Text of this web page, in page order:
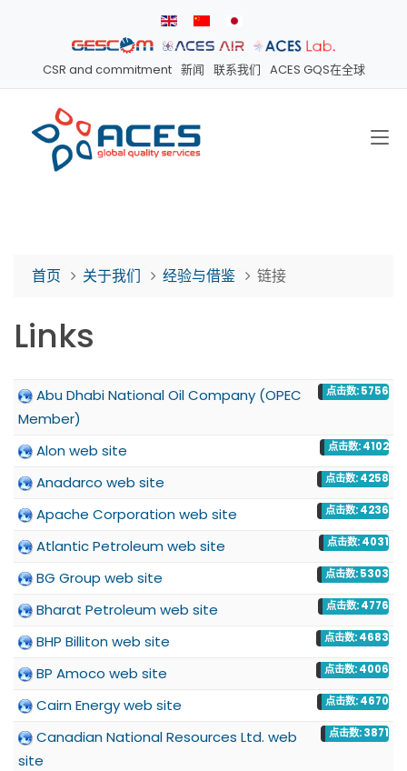
CSR and commitment 新闻 联系我们 ACES GQS在全球
首页 关于我们 经验与借鉴 链接
Links
点击数: 5756
Abu Dhabi National Oil Company (OPEC
Member)
点击数: 4102
Alon web site
点击数: 4258
Anadarco web site
点击数: 4236
Apache Corporation web site
点击数: 4031
Atlantic Petroleum web site
点击数: 5303
BG Group web site
点击数: 4776
Bharat Petroleum web site
点击数: 4683
BHP Billiton web site
点击数: 4006
BP Amoco web site
点击数: 4670
Cairn Energy web site
点击数: 3871
Canadian National Resources Ltd. web
site